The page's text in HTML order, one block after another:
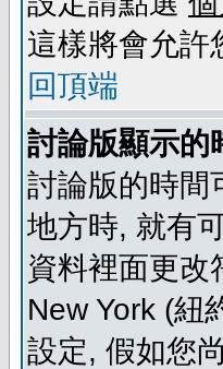
這樣將會允許
回頂端
討論版顯示的
討論版的時間
地方時, 就有
資料裡面更改
New York (紐
設定, 假如您